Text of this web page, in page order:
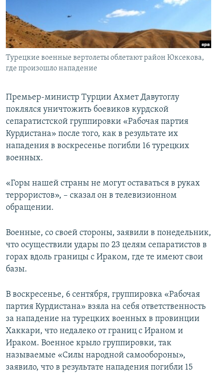
КРЫМ.НЕПОКОРЕННЫЙ
ELIFBE
УКРАИНСКАЯ ПРОБЛЕМА КРЫМА
Все сайты RFE/RL
Турецкие военные вертолеты облетают район Юксекова,
где произошло нападение
Премьер-министр Турции Ахмет Давутоглу
поклялся уничтожить боевиков курдской
сепаратистской группировки «Рабочая партия
Курдистана» после того, как в результате их
нападения в воскресенье погибли 16 турецких
военных.
«Горы нашей страны не могут оставаться в руках
террористов», – сказал он в телевизионном
обращении.
Военные, со своей стороны, заявили в понедельник,
что осуществили удары по 23 целям сепаратистов в
горах вдоль границы с Ираком, где те имеют свои
базы.
В воскресенье, 6 сентября, группировка «Рабочая
партия Курдистана» взяла на себя ответственность
за нападение на турецких военных в провинции
Хаккари, что недалеко от границ с Ираном и
Ираком. Военное крыло группировки, так
называемые «Силы народной самообороны»,
заявило, что в результате нападения погибли 15